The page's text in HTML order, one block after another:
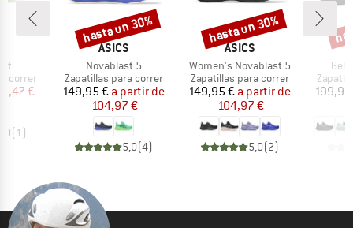
correr
reducido
€
( 1)
MARCA
ASICS
Artículo
Novablast 5
Product group
Zapatillas para correr
Precio
149,95 € Precio reducido
a partir de
104,97 €
5,0(4)
Descuento
hasta un 30%
MARCA
ASICS
Artículo
Women's Novablast 5
Product group
Zapatillas para correr
Precio
149,95 € Precio reducido
a partir de
104,97 €
5,0(2)
Descuento
hasta un 30%